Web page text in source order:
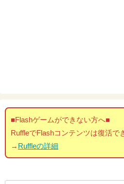
■Flashゲームができない方へ■
RuffleでFlashコンテンツは復活で
→ Ruffleの詳細